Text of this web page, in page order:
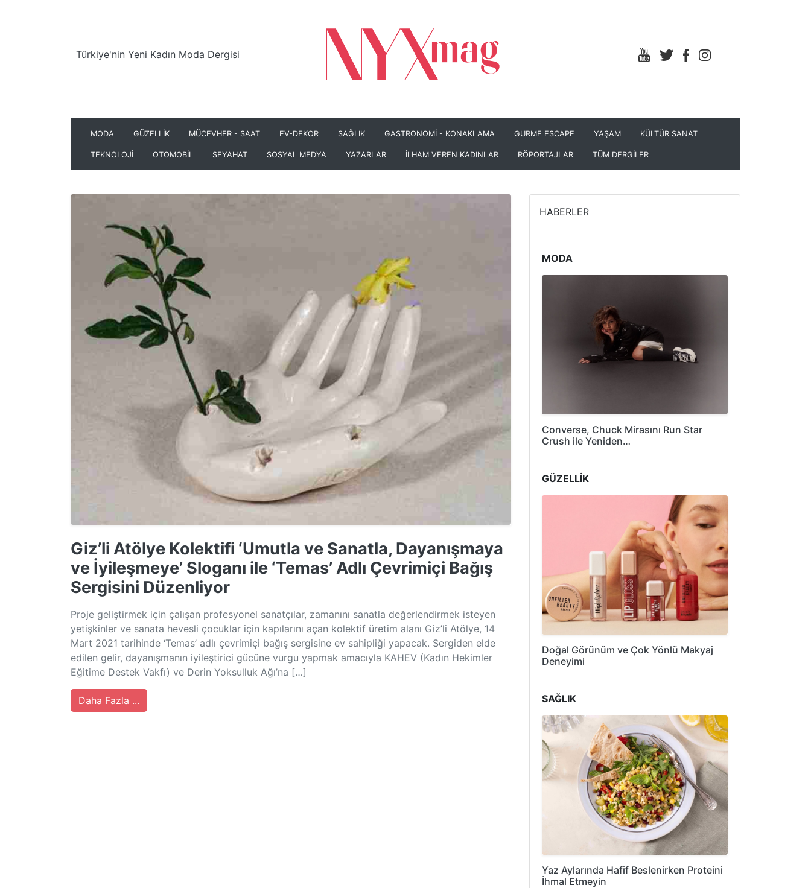
Türkiye'nin Yeni Kadın Moda Dergisi
MODA GÜZELLİK MÜCEVHER - SAAT EV-DEKOR SAĞLIK GASTRONOMİ - KONAKLAMA GURME ESCAPE YAŞAM KÜLTÜR SANAT
TEKNOLOJİ OTOMOBİL SEYAHAT SOSYAL MEDYA YAZARLAR İLHAM VEREN KADINLAR RÖPORTAJLAR TÜM DERGİLER
Giz’li Atölye Kolektifi ‘Umutla ve Sanatla, Dayanışmaya
ve İyileşmeye’ Sloganı ile ‘Temas’ Adlı Çevrimiçi Bağış
Sergisini Düzenliyor
Proje geliştirmek için çalışan profesyonel sanatçılar, zamanını sanatla değerlendirmek isteyen
yetişkinler ve sanata hevesli çocuklar için kapılarını açan kolektif üretim alanı Giz’li Atölye, 14
Mart 2021 tarihinde ‘Temas’ adlı çevrimiçi bağış sergisine ev sahipliği yapacak. Sergiden elde
edilen gelir, dayanışmanın iyileştirici gücüne vurgu yapmak amacıyla KAHEV (Kadın Hekimler
Eğitime Destek Vakfı) ve Derin Yoksulluk Ağı’na […]
Daha Fazla ...
HABERLER
MODA
Converse, Chuck Mirasını Run Star
Crush ile Yeniden…
GÜZELLİK
Doğal Görünüm ve Çok Yönlü Makyaj
Deneyimi
SAĞLIK
Yaz Aylarında Hafif Beslenirken Proteini
İhmal Etmeyin